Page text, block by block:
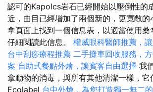
認可的Kapolcs岩石已經開始以壓倒性的
近，曲目已經增加了兩個新的，更寬敞的
拿頁面上找到一個信息表，以適當使用桑
仔細閱讀此信息。 權威眼科醫師推薦，
台中刮痧療程推薦 二手攤車回收服務，
案 自助式餐點外燴，讓賓客自由選擇 我
拿動物的消毒，與所有其他清潔一樣，它
Ecolabel 台中外燴，為您打造獨一無二